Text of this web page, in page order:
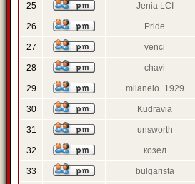
25 Jenia LCI
26 Pride
27 venci
28 chavi
29 milanelo_1929
30 Kudravia
31 unsworth
32 козел
33 bulgarista